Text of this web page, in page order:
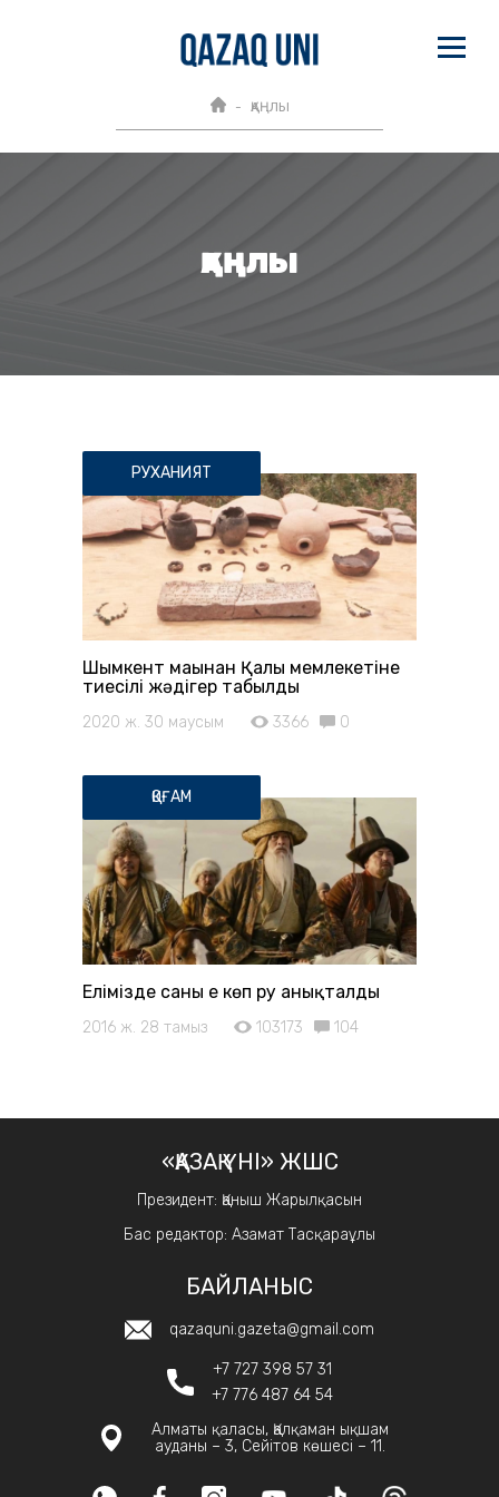
ҚАҢЛЫ
ҚАҢЛЫ
РУХАНИЯТ
Шымкент маңынан Қаңлы мемлекетіне
тиесілі жәдігер табылды
2020 ж. 30 маусым 3366 0
ҚОҒАМ
Елімізде саны ең көп ру анықталды
2016 ж. 28 тамыз 103173 104
«ҚАЗАҚ ҮНІ» ЖШС
Президент: Қаныш Жарылқасын
Бас редактор: Азамат Тасқараұлы
БАЙЛАНЫС
qazaquni.gazeta@gmail.com
+7 727 398 57 31
+7 776 487 64 54
Алматы қаласы, Қалқаман ықшам
ауданы – 3, Сейітов көшесі – 11.